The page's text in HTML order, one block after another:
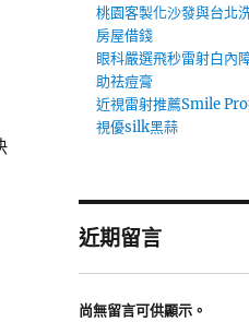
桃園客製化沙發與台北
房屋借錢
眼科嚴選飛秒雷射白內
助祛痘膏
近視雷射推薦Smile
視優silk黑蒜
近期留言
尚無留言可供顯示。